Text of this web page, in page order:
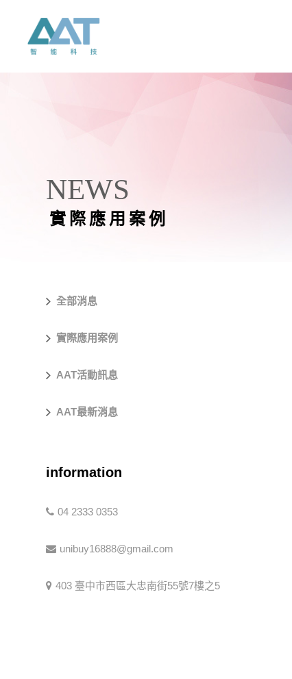
NEWS
實際應用案例
全部消息
實際應用案例
AAT活動訊息
AAT最新消息
information
04 2333 0353
unibuy16888@gmail.com
403 臺中市西區大忠南街55號7樓之5